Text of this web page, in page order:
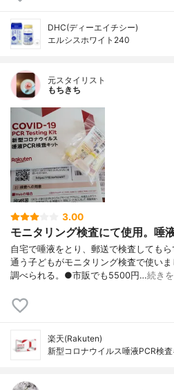
DHC(ディーエイチシー)
エルシスホワイト240
元スタイリスト
もちきち
3.00
モニタリング検査にて使用。唾
自宅で唾液をとり、郵送で検査しても
通う子どもがモニタリング検査で使い
調べられる。●市販でも5500円…続き
楽天(Rakuten)
新型コロナウイルス唾液PCR検査